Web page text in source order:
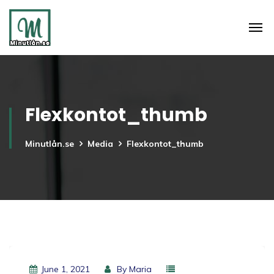
Flexkontot_thumb
Minutlån.se Media Flexkontot_thumb
June 1, 2021 By Maria